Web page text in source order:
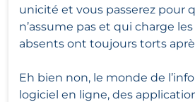
unicité et vous passerez pour
n’assume pas et qui charge
absents ont toujours torts
Eh bien non, le monde de
logiciel en ligne, des